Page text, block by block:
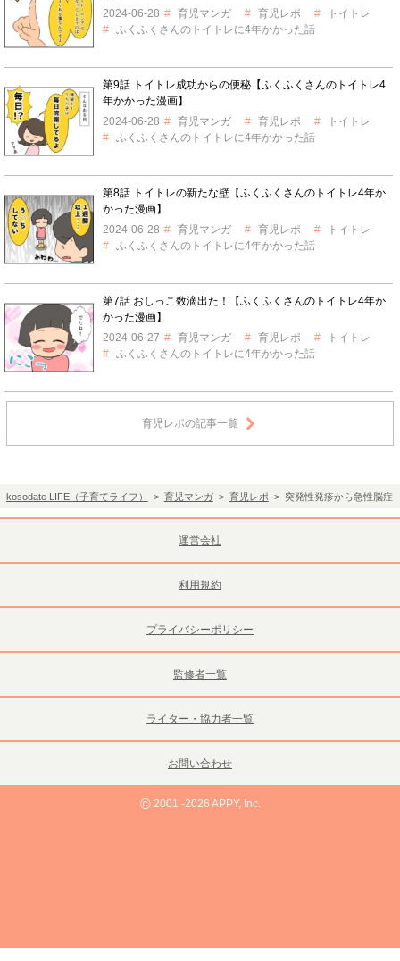
2024-06-28
育児マンガ 育児レポ
トイトレ
ふくふくさんのトイトレに4年かかった話
第9話 トイトレ成功からの便秘【ふくふくさんのトイトレ4
年かかった漫画】
2024-06-28
育児マンガ 育児レポ
トイトレ
ふくふくさんのトイトレに4年かかった話
第8話 トイトレの新たな壁【ふくふくさんのトイトレ4年か
かった漫画】
2024-06-28
育児マンガ 育児レポ
トイトレ
ふくふくさんのトイトレに4年かかった話
第7話 おしっこ数滴出た！【ふくふくさんのトイトレ4年か
かった漫画】
2024-06-27
育児マンガ 育児レポ
トイトレ
ふくふくさんのトイトレに4年かかった話
育児レポの記事一覧
kosodate LIFE（子育てライフ） > 育児マンガ> 育児レポ > 突発性発疹から急性脳症
運営会社
利用規約
プライバシーポリシー
監修者一覧
ライター・協力者一覧
お問い合わせ
©2001 -2026 APPY, Inc.